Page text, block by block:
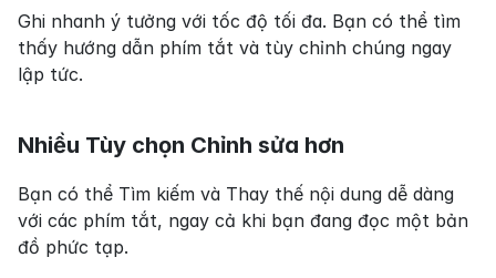
Ghi nhanh ý tưởng với tốc độ tối đa. Bạn có thể tìm
thấy hướng dẫn phím tắt và tùy chỉnh chúng ngay
lập tức.
Nhiều Tùy chọn Chỉnh sửa hơn
Bạn có thể Tìm kiếm và Thay thế nội dung dễ dàng
với các phím tắt, ngay cả khi bạn đang đọc một bản
đồ phức tạp.